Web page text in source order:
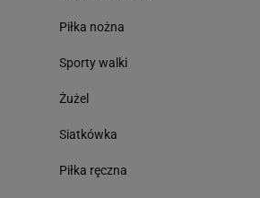
Piłka nożna
Sporty walki
Żużel
Siatkówka
Piłka ręczna